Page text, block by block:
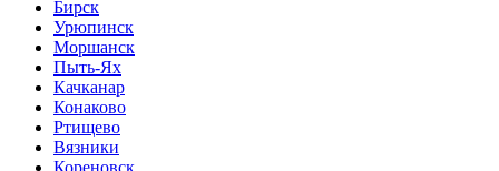
Бирск
Урюпинск
Моршанск
Пыть-Ях
Качканар
Конаково
Ртищево
Вязники
Кореновск